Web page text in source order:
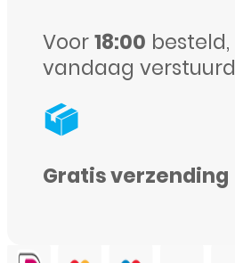
Voor18:00 besteld,
vandaag verstuurd
Gratis verzending